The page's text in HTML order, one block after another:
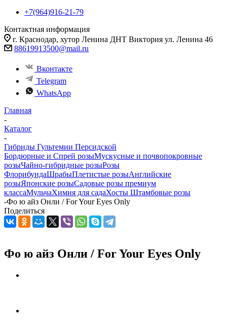
+7(964)916-21-79
Контактная информация
г. Краснодар, хутор Ленина ДНТ Виктория ул. Ленина 46
88619913500@mail.ru
Вконтакте
Telegram
WhatsApp
Главная
-
Каталог
-
Гибриды Гультемии Персидской
Бордюрные и Спрей розыМускусные и почвопокровные
розыЧайно-гибридные розыРозы
ФлорибундаШрабыПлетистые розыАнглийские
розыЯпонские розыСадовые розы премиум
классаМульчаХимия для садаХосты Штамбовые розы
-Фо ю айз Онли / For Your Eyes Only
Поделиться
Фо ю айз Онли / For Your Eyes Only